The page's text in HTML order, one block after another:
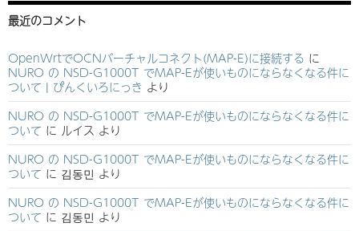
最近のコメント
OpenWrtでOCNバーチャルコネクト(MAP-E)に接続する に
NURO の NSD-G1000T でMAP-Eが使いものにならなくなる件に
ついて | ぴんくいろにっき より
NURO の NSD-G1000T でMAP-Eが使いものにならなくなる件に
ついて に ルイス より
NURO の NSD-G1000T でMAP-Eが使いものにならなくなる件に
ついて に 김동민 より
NURO の NSD-G1000T でMAP-Eが使いものにならなくなる件に
ついて に 김동민 より